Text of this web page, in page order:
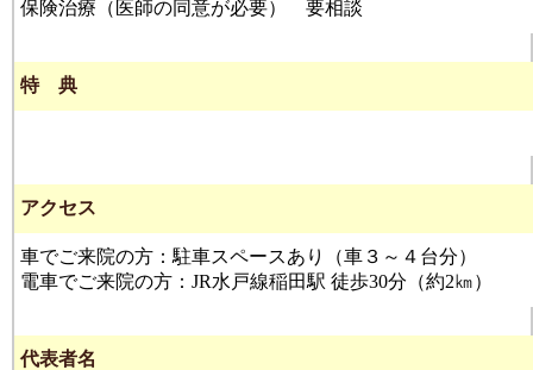
保険治療（医師の同意が必要） 要相談
特 典
アクセス
車でご来院の方：駐車スペースあり（車３～４台分）
電車でご来院の方：JR水戸線稲田駅 徒歩30分（約2㎞）
代表者名